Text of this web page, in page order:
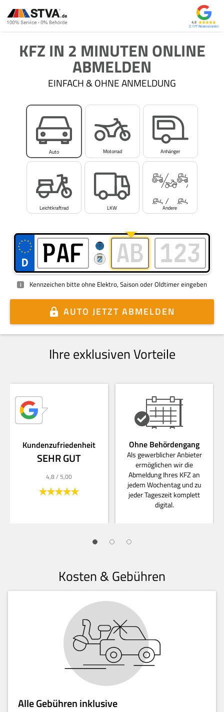
4,8
2.177
KFZ IN 2 MINUTEN ONLINE
ABMELDEN
EINFACH & OHNE ANMELDUNG
Auto Motorrad Anhänger
Leichtkraftrad LKW Andere
i Kennzeichen bitte ohne Elektro, Saison oder Oldtimer eingeben
AUTO JETZT ABMELDEN
Ihre exklusiven Vorteile
Kundenzufriedenheit
SEHR GUT
4,8/ 5,00
Ohne Behördengang
Als gewerblicher Anbieter
ermöglichen wir die
Abmeldung Ihres KFZ an
jedem Wochentag und zu
jeder Tageszeit komplett
digital.
Kosten & Gebühren
Alle Gebühren inklusive